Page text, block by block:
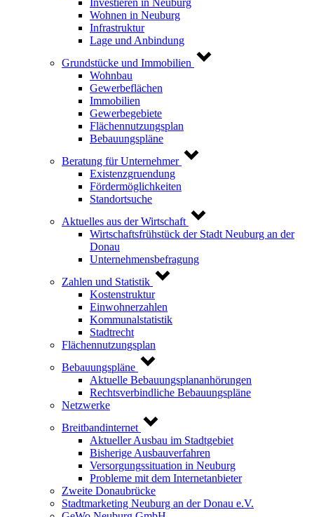
Investieren in Neuburg
Wohnen in Neuburg
Infrastruktur
Lage und Anbindung
Grundstücke und Immobilien
Wohnbau
Gewerbeflächen
Immobilien
Gewerbegebiete
Flächennutzungsplan
Bebauungspläne
Beratung für Unternehmer
Existenzgruendung
Fördermöglichkeiten
Standortsuche
Aktuelles aus der Wirtschaft
Wirtschaftsfrühstück der Stadt Neuburg an der
Donau
Unternehmensbefragung
Zahlen und Statistik
Kostenstruktur
Einwohnerzahlen
Kommunalstatistik
Stadtrecht
Flächennutzungsplan
Bebauungspläne
Aktuelle Bebauungsplananhörungen
Rechtsverbindliche Bebauungspläne
Netzwerke
Breitbandinternet
Aktueller Ausbau im Stadtgebiet
Bisherige Ausbauverfahren
Versorgungssituation in Neuburg
Probleme mit dem Internetanbieter
Zweite Donaubrücke
Stadtmarketing Neuburg an der Donau e.V.